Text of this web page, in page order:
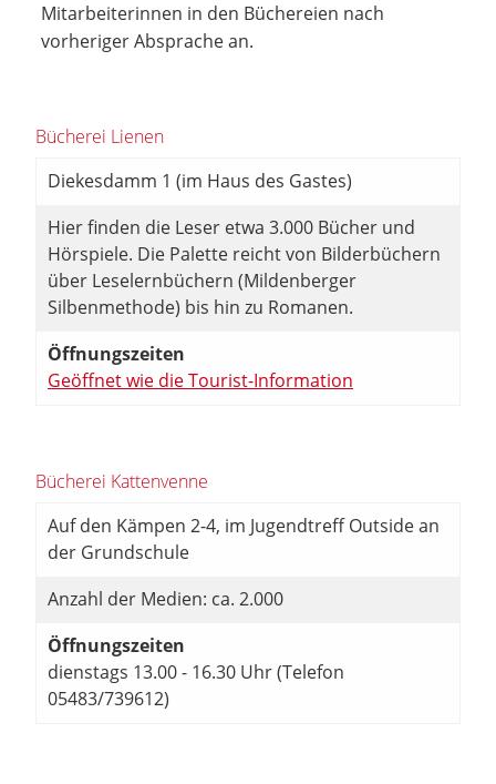
Mitarbeiterinnen in den Büchereien nach
vorheriger Absprache an.
Bücherei Lienen
Diekesdamm 1 (im Haus des Gastes)
Hier finden die Leser etwa 3.000 Bücher und
Hörspiele. Die Palette reicht von Bilderbüchern
über Leselernbüchern (Mildenberger
Silbenmethode) bis hin zu Romanen.
Öffnungszeiten
Geöffnet wie die Tourist-Information
Bücherei Kattenvenne
Auf den Kämpen 2-4, im Jugendtreff Outside an
der Grundschule
Anzahl der Medien: ca. 2.000
Öffnungszeiten
dienstags 13.00 - 16.30 Uhr (Telefon
05483/739612)